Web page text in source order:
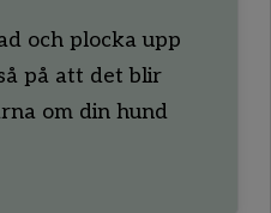
och plocka upp
på att det blir
om din hund